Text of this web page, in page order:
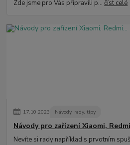
Zde jsme pro Vás připravili p...číst celé
17.10.2023 Návody, rady, tipy
Návody pro zařízení Xiaomi,
Nevíte si rady například s prvotním